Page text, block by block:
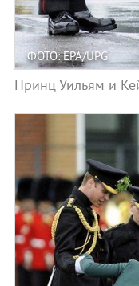
ФОТО: EPA/UPG
Принц Уильям и